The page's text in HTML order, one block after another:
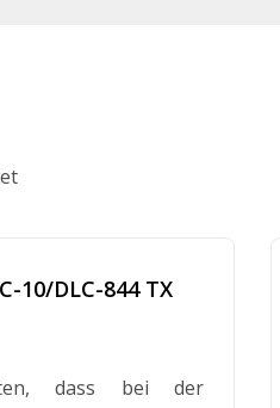
10/DLC-844 TX
dass bei der